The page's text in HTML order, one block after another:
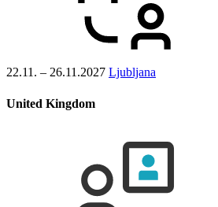
22.11. – 26.11.2027 Ljubljana
United Kingdom